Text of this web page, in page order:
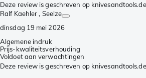
Deze review is geschreven op
Ralf Kaehler , Seelze
dinsdag 19 mei 2026
Algemene indruk
Prijs-kwaliteitsverhouding
Voldoet aan verwachtingen
Deze review is geschreven op